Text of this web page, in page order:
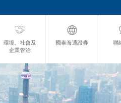
環境、社會及
企業管治
國泰海通證券 聯